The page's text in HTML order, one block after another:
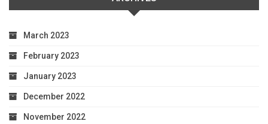
March 2023
February 2023
January 2023
December 2022
November 2022